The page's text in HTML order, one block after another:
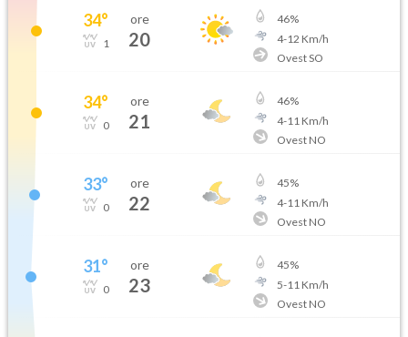
34°
1
ore
20
46%
4-12 Km/h
Ovest SO
34°
0
ore
21
46%
4-11 Km/h
Ovest NO
33°
0
ore
22
45%
4-11 Km/h
Ovest NO
31°
0
ore
23
45%
5-11 Km/h
Ovest NO